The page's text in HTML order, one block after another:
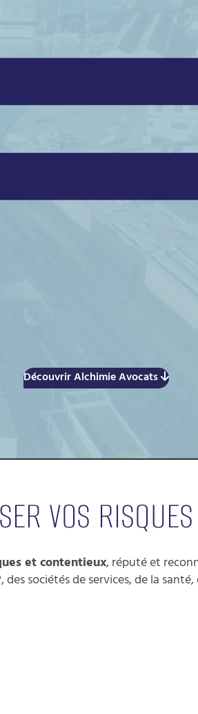
Découvrir Alchimie Avocats
VOS
et contentieux, réputé et
des sociétés de services, de la